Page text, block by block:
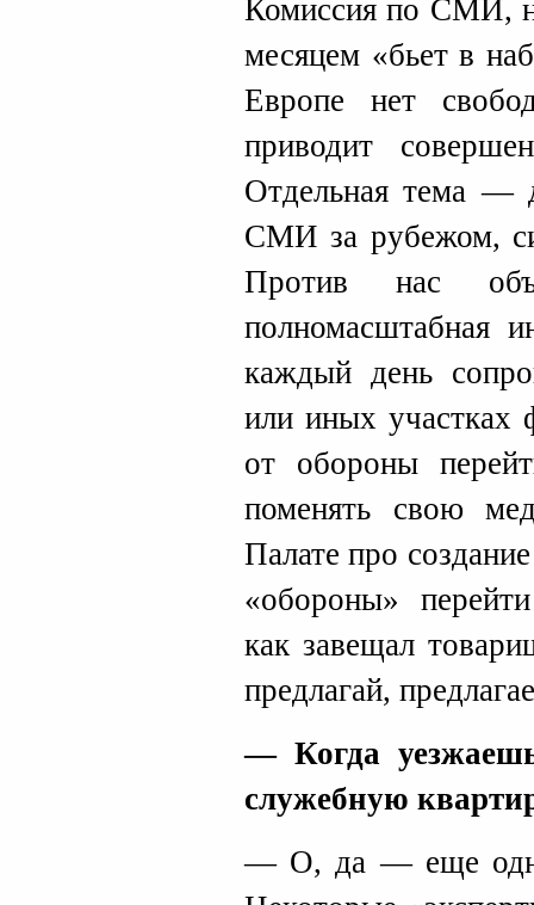
Комиссия по СМИ,
месяцем «бьет в
Европе нет
приводит
Отдельная тема —
СМИ за рубежом,
Против нас
полномасштабная
каждый день
или иных участках
от обороны
поменять свою
Палате про
«обороны»
как завещал
предлагай,
— Когда
служебную
— О, да — еще одна